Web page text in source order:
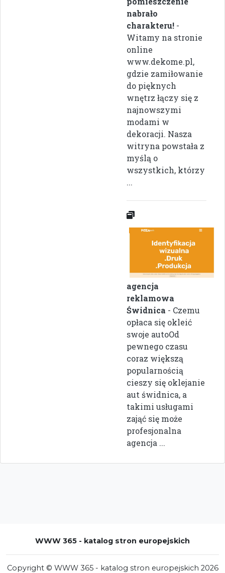
nabrało
charakteru! -
Witamy na stronie
online
www.dekome.pl,
gdzie zamiłowanie
do pięknych
wnętrz łączy się z
najnowszymi
modami w
dekoracji. Nasza
witryna powstała z
myślą o
wszystkich, którzy
...
agencja
reklamowa
Świdnica - Czemu
opłaca się okleić
swoje autoOd
pewnego czasu
coraz większą
popularnością
cieszy się oklejanie
aut świdnica, a
takimi usługami
zająć się może
profesjonalna
agencja ...
WWW 365 - katalog stron europejskich
Copyright © WWW 365 - katalog stron europejskich 2026